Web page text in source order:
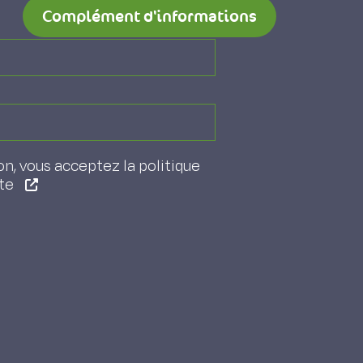
Complément d'informations
vous acceptez la politique